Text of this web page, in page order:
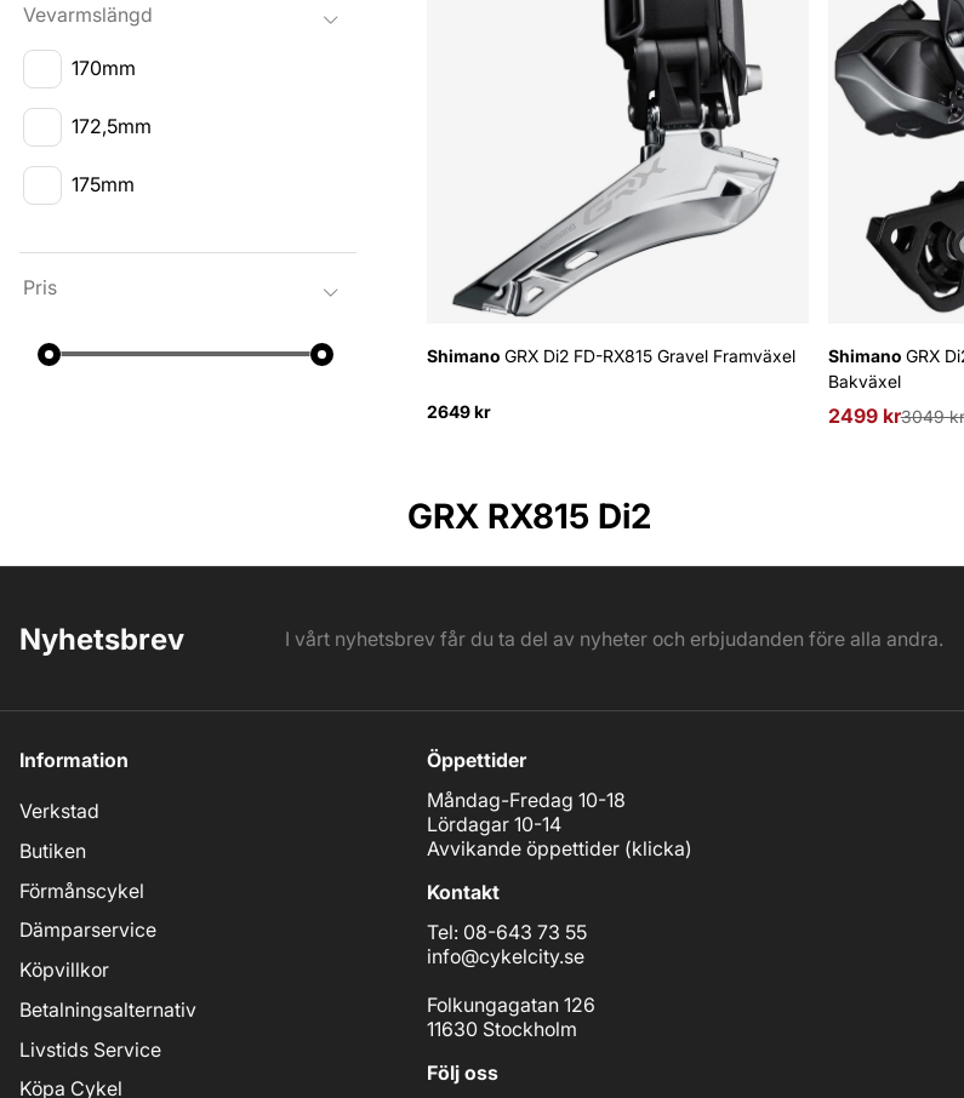
Vevarmslängd
170mm
172,5mm
175mm
Pris
Shimano GRX Di2 FD-RX815 Gravel Framväxel
2649 kr
ShimanoGRX
Bakväxel
2499 kr
Ordinarie pris:
3049 kr
GRX RX815 Di2
Nyhetsbrev I vårt nyhetsbrev får du ta del av nyheter och erbjudanden före alla andra.
Information
Verkstad
Butiken
Förmånscykel
Dämparservice
Köpvillkor
Betalningsalternativ
Livstids Service
Köpa Cykel
Öppettider
Måndag-Fredag 10-18
Lördagar 10-14
Avvikande öppettider (klicka)
Kontakt
Tel: 08-643 73 55
info@cykelcity.se
Folkungagatan 126
11630 Stockholm
Följ oss